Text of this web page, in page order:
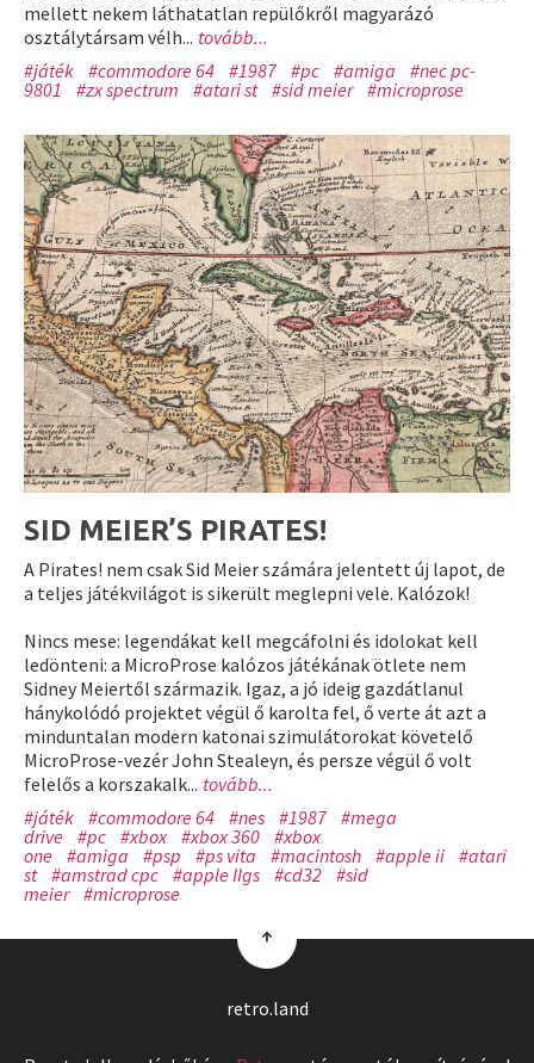
mellett nekem láthatatlan repülőkről magyarázó
osztálytársam vélh... tovább...
#játék #commodore 64 #1987 #pc #amiga
#nec pc-
9801
#zx spectrum #atari st #sid meier #microprose
SID MEIER’S PIRATES!
A Pirates! nem csak Sid Meier számára jelentett új lapot, de
a teljes játékvilágot is sikerült meglepni vele. Kalózok!
Nincs mese: legendákat kell megcáfolni és idolokat kell
ledönteni: a MicroProse kalózos játékának ötlete nem
Sidney Meiertől származik. Igaz, a jó ideig gazdátlanul
hánykolódó projektet végül ő karolta fel, ő verte át azt a
minduntalan modern katonai szimulátorokat követelő
MicroProse-vezér John Stealeyn, és persze végül ő volt
felelős a korszakalk... tovább...
#játék #commodore 64 #nes #1987 #mega
drive
#pc #xbox #xbox 360 #xbox
one
#amiga #psp #ps vita #macintosh #apple ii #atari
st #amstrad cpc #apple IIgs #cd32 #sid
meier #microprose
↑
retro.land